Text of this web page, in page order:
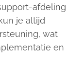
afdeling
je altijd
wat
en